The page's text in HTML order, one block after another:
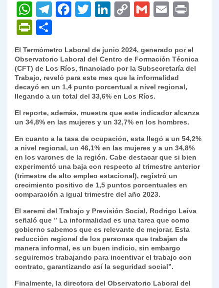
W
h
at
s
A
p
p
T
gr
a
m
F
e
b
o
o
k
T
er
Li
e
dI
n
C
y
Li
n
k
G
l
E
l
P
ri
nt
Fr
ie
dl
y
o
m
p
ar
tir
El Termómetro Laboral de junio 2024, generado por el
Observatorio Laboral del Centro de Formación Técnica
(CFT) de Los Ríos, financiado por la Subsecretaría del
Trabajo, reveló para este mes que la informalidad
decayó en un 1,4 punto porcentual a nivel regional,
llegando a un total del 33,6% en Los Ríos.
El reporte, además, muestra que este indicador alcanza
un 34,8% en las mujeres y un 32,7% en los hombres.
En cuanto a la tasa de ocupación, esta llegó a un 54,2%
a nivel regional, un 46,1% en las mujeres y a un 34,8%
en los varones de la región. Cabe destacar que si bien
experimentó una baja con respecto al trimestre anterior
(trimestre de alto empleo estacional), registró un
crecimiento positivo de 1,5 puntos porcentuales en
comparación a igual trimestre del año 2023.
El seremi del Trabajo y Previsión Social, Rodrigo Leiva
señaló que ” La informalidad es una tarea que como
gobierno sabemos que es relevante de mejorar. Esta
reducción regional de los personas que trabajan de
manera informal, es un buen indicio, sin embargo
seguiremos trabajando para incentivar el trabajo con
contrato, garantizando así la seguridad social”.
Finalmente, la directora del Observatorio Laboral del